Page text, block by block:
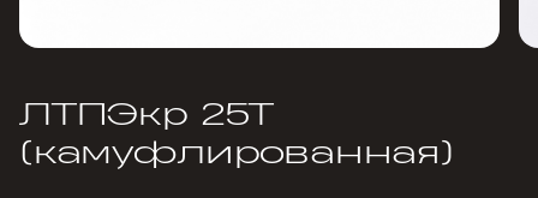
ЛТПЭкр 25Т
(камуфлированная)